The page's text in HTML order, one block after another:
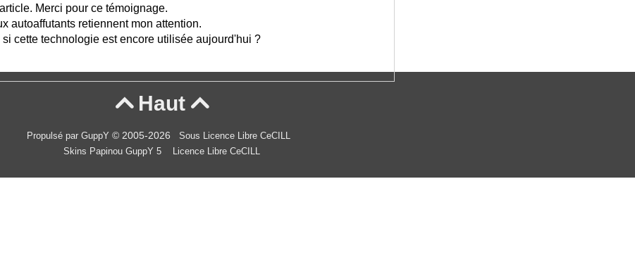
Merci pour ce témoignage.
autoaffutants retiennent mon attention.
si cette technologie est encore utilisée aujourd'hui ?
Haut 
Propulsé par GuppY © 2005-2026
Sous Licence Libre CeCILL
Skins Papinou GuppY 5
Licence Libre CeCILL